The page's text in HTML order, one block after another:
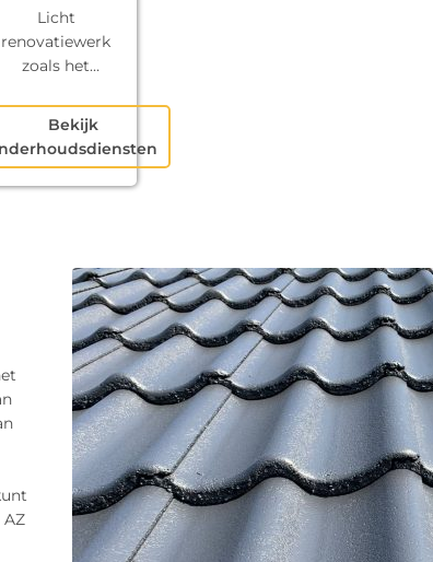
Licht
renovatiewerk
zoals het
kapotte voegen
en klein
schilderwerk.
Bekijk